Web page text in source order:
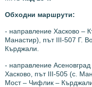
Обходни маршрути:
- направление Хасково –
Манастир), път ІІІ-507 Г.
Кърджали.
- направление Асеновград
Хасково, път ІІІ-505 (с.
Мост – Чифлик –